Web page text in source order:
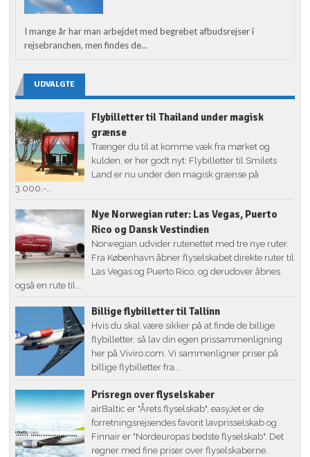
I mange år har man arbejdet med begrebet afbudsrejser i
rejsebranchen, men findes de...
UDVALGTE
Flybilletter til Thailand under magisk
grænse
Trænger du til at komme væk fra mørket og
kulden, er her godt nyt: Flybilletter til Smilets
Land er nu under den magisk grænse på
3.000,-...
Nye Norwegian ruter: Las Vegas, Puerto
Rico og Dansk Vestindien
Norwegian udvider rutenettet med tre nye ruter.
Fra København åbner flyselskabet direkte ruter til
Las Vegas og Puerto Rico, og derudover åbnes
også en rute til...
Billige flybilletter til Tallinn
Hvis du skal være sikker på at finde de billige
flybilletter, så lav din egen prissammenligning
her på Viviro.com. Vi sammenligner priser på
billige flybilletter fra...
Prisregn over flyselskaber
airBaltic er "Årets flyselskab", easyJet er de
forretningsrejsendes favorit lavprisselskab og
Finnair er "Nordeuropas bedste flyselskab". Det
regner med fine priser over flyselskaberne.